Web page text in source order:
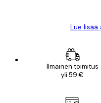
Lue
Ilmainen toimitus
yli 59 €